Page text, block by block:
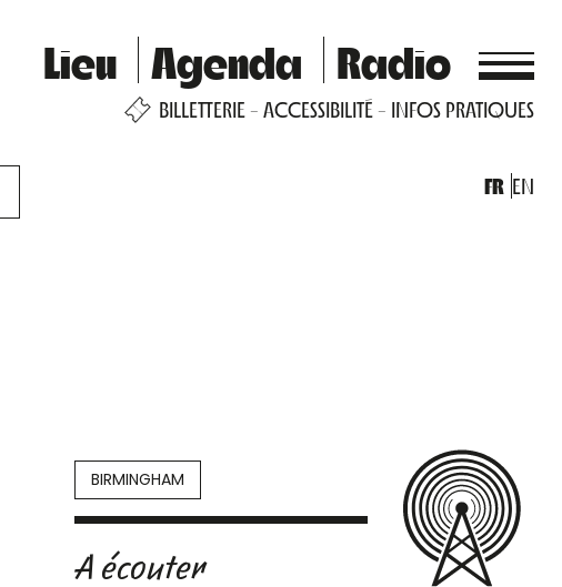
Lieu Agenda Radio
BILLETTERIE ACCESSIBILITÉ INFOS PRATIQUES
FR EN
BIRMINGHAM
A écouter